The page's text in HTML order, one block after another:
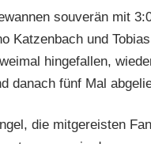
souverän mit
Katzenbach und
hingefallen,
danach fünf Mal
die mitgereisten